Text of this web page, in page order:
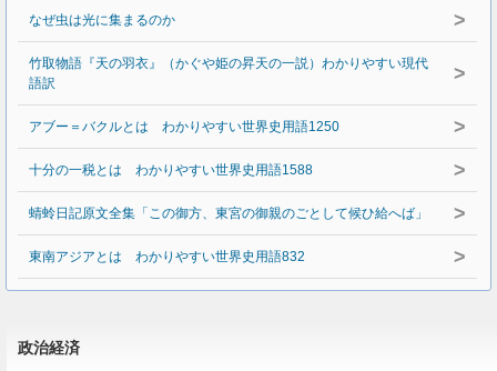
なぜ虫は光に集まるのか >
竹取物語『天の羽衣』（かぐや姫の昇天の一説）わかりやすい現代
語訳
>
アブー＝バクルとは わかりやすい世界史用語1250 >
十分の一税とは わかりやすい世界史用語1588 >
蜻蛉日記原文全集「この御方、東宮の御親のごとして候ひ給へば」 >
東南アジアとは わかりやすい世界史用語832 >
政治経済